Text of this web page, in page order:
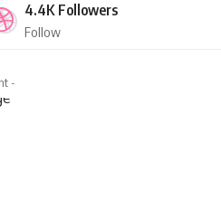
4.4K Followers
Follow
-